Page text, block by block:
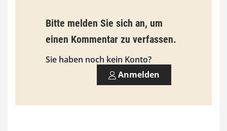
9
3
0
0
Bitte melden Sie sich an, um
einen Kommentar zu verfassen.
Sie haben noch kein Konto?
Anmelden